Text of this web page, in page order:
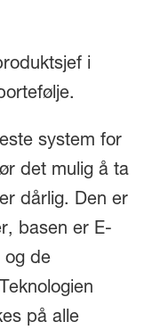
i
system for
det mulig å ta
dårlig. Den er
basen er E-
og de
på alle